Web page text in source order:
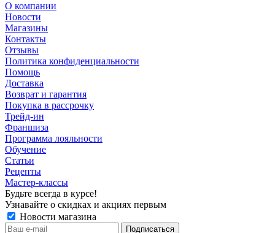
О компании
Новости
Магазины
Контакты
Отзывы
Политика конфиденциальности
Помощь
Доставка
Возврат и гарантия
Покупка в рассрочку
Трейд-ин
Франшиза
Программа лояльности
Обучение
Статьи
Рецепты
Мастер-классы
Будьте всегда в курсе!
Узнавайте о скидках и акциях первым
Новости магазина